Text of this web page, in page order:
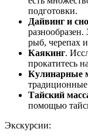
подготовки.
Дайвинг и
рыб, черепах
Каякинг.
прокатитесь
Кулинарные
Тайский
помощью
Экскурсии: